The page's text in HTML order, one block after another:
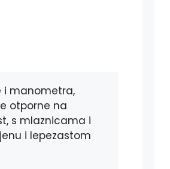
i manometra,
otporne na
s mlaznicama i
i lepezastom